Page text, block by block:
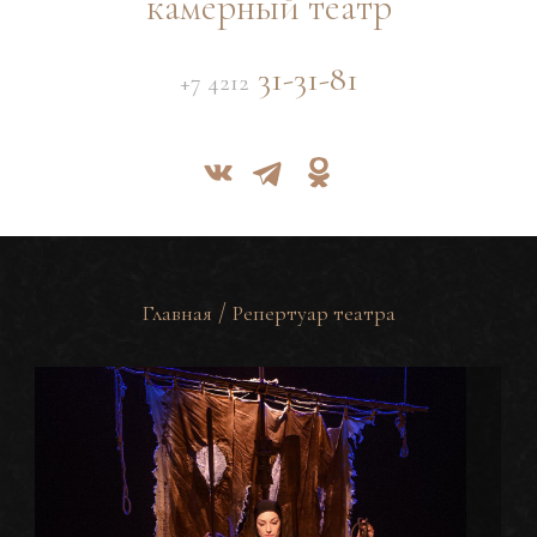
+7 4212 31-31-81
Главная / Репертуар театра